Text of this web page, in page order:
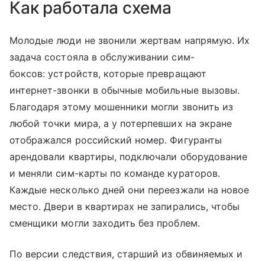
Как работала схема
Молодые люди не звонили жертвам напрямую. Их
задача состояла в обслуживании сим-
боксов: устройств, которые превращают
интернет-звонки в обычные мобильные вызовы.
Благодаря этому мошенники могли звонить из
любой точки мира, а у потерпевших на экране
отображался российский номер. Фигуранты
арендовали квартиры, подключали оборудование
и меняли сим-карты по команде кураторов.
Каждые несколько дней они переезжали на новое
место. Двери в квартирах не запирались, чтобы
сменщики могли заходить без проблем.
По версии следствия, старший из обвиняемых и